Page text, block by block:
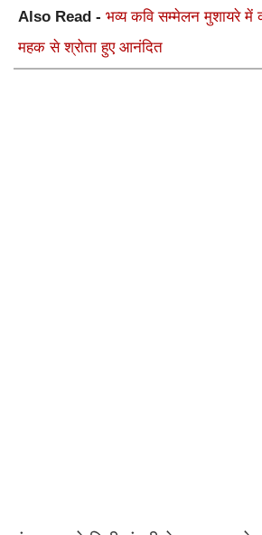
Also Read - भव्य कवि सम्मेलन मुशायरे में
महक से श्रोता हुए आनंदित